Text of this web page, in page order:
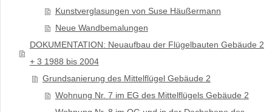
Kunstverglasungen von Suse Häußermann
Neue Wandbemalungen
DOKUMENTATION: Neuaufbau der Flügelbauten Gebäude 2
+ 3 1988 bis 2004
Grundsanierung des Mittelflügel Gebäude 2
Wohnung Nr. 7 im EG des Mittelflügels Gebäude 2